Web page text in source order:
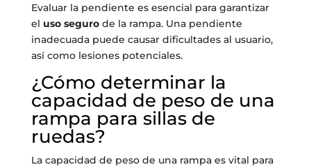
Evaluar la pendiente es esencial para garantizar
el uso segurode la rampa. Una pendiente
inadecuada puede causar dificultades al usuario,
así como lesiones potenciales.
¿Cómo determinar la
capacidad de peso de una
rampa para sillas de
ruedas?
La capacidad de peso de una rampa es vital para